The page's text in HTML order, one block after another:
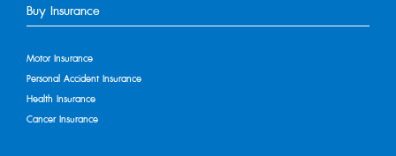
Buy Insurance
Motor Insurance
Personal Accident Insurance
Health Insurance
Cancer Insurance